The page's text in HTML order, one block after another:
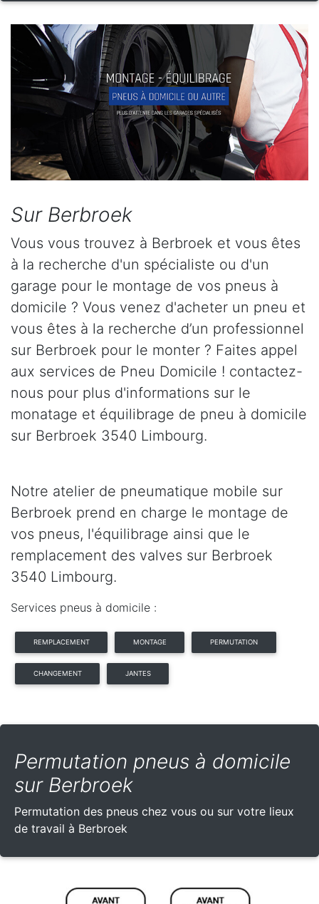
Sur Berbroek
Vous vous trouvez à Berbroek et vous êtes
à la recherche d'un spécialiste ou d'un
garage pour le montage de vos pneus à
domicile ? Vous venez d'acheter un pneu et
vous êtes à la recherche d’un professionnel
sur Berbroek pour le monter ? Faites appel
aux services de Pneu Domicile ! contactez-
nous pour plus d'informations sur le
monatage et équilibrage de pneu à domicile
sur Berbroek 3540 Limbourg.
Notre atelier de pneumatique mobile sur
Berbroek prend en charge le montage de
vos pneus, l'équilibrage ainsi que le
remplacement des valves sur Berbroek
3540 Limbourg.
Services pneus à domicile :
REMPLACEMENT MONTAGE PERMUTATION
CHANGEMENT JANTES
Permutation pneus à domicile
sur Berbroek
Permutation des pneus chez vous ou sur votre lieux
de travail à Berbroek